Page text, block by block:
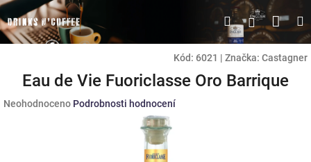
Přejít
na
obsah
HledatPřihlášení
Kód: 6021 | Značka: Castagner
Eau de Vie Fuoriclasse Oro Barrique
Průměrné
Neohodnoceno Podrobnosti hodnocení